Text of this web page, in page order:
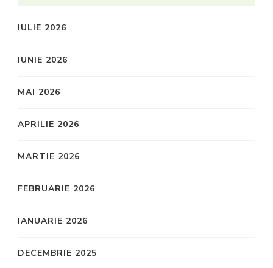
IULIE 2026
IUNIE 2026
MAI 2026
APRILIE 2026
MARTIE 2026
FEBRUARIE 2026
IANUARIE 2026
DECEMBRIE 2025